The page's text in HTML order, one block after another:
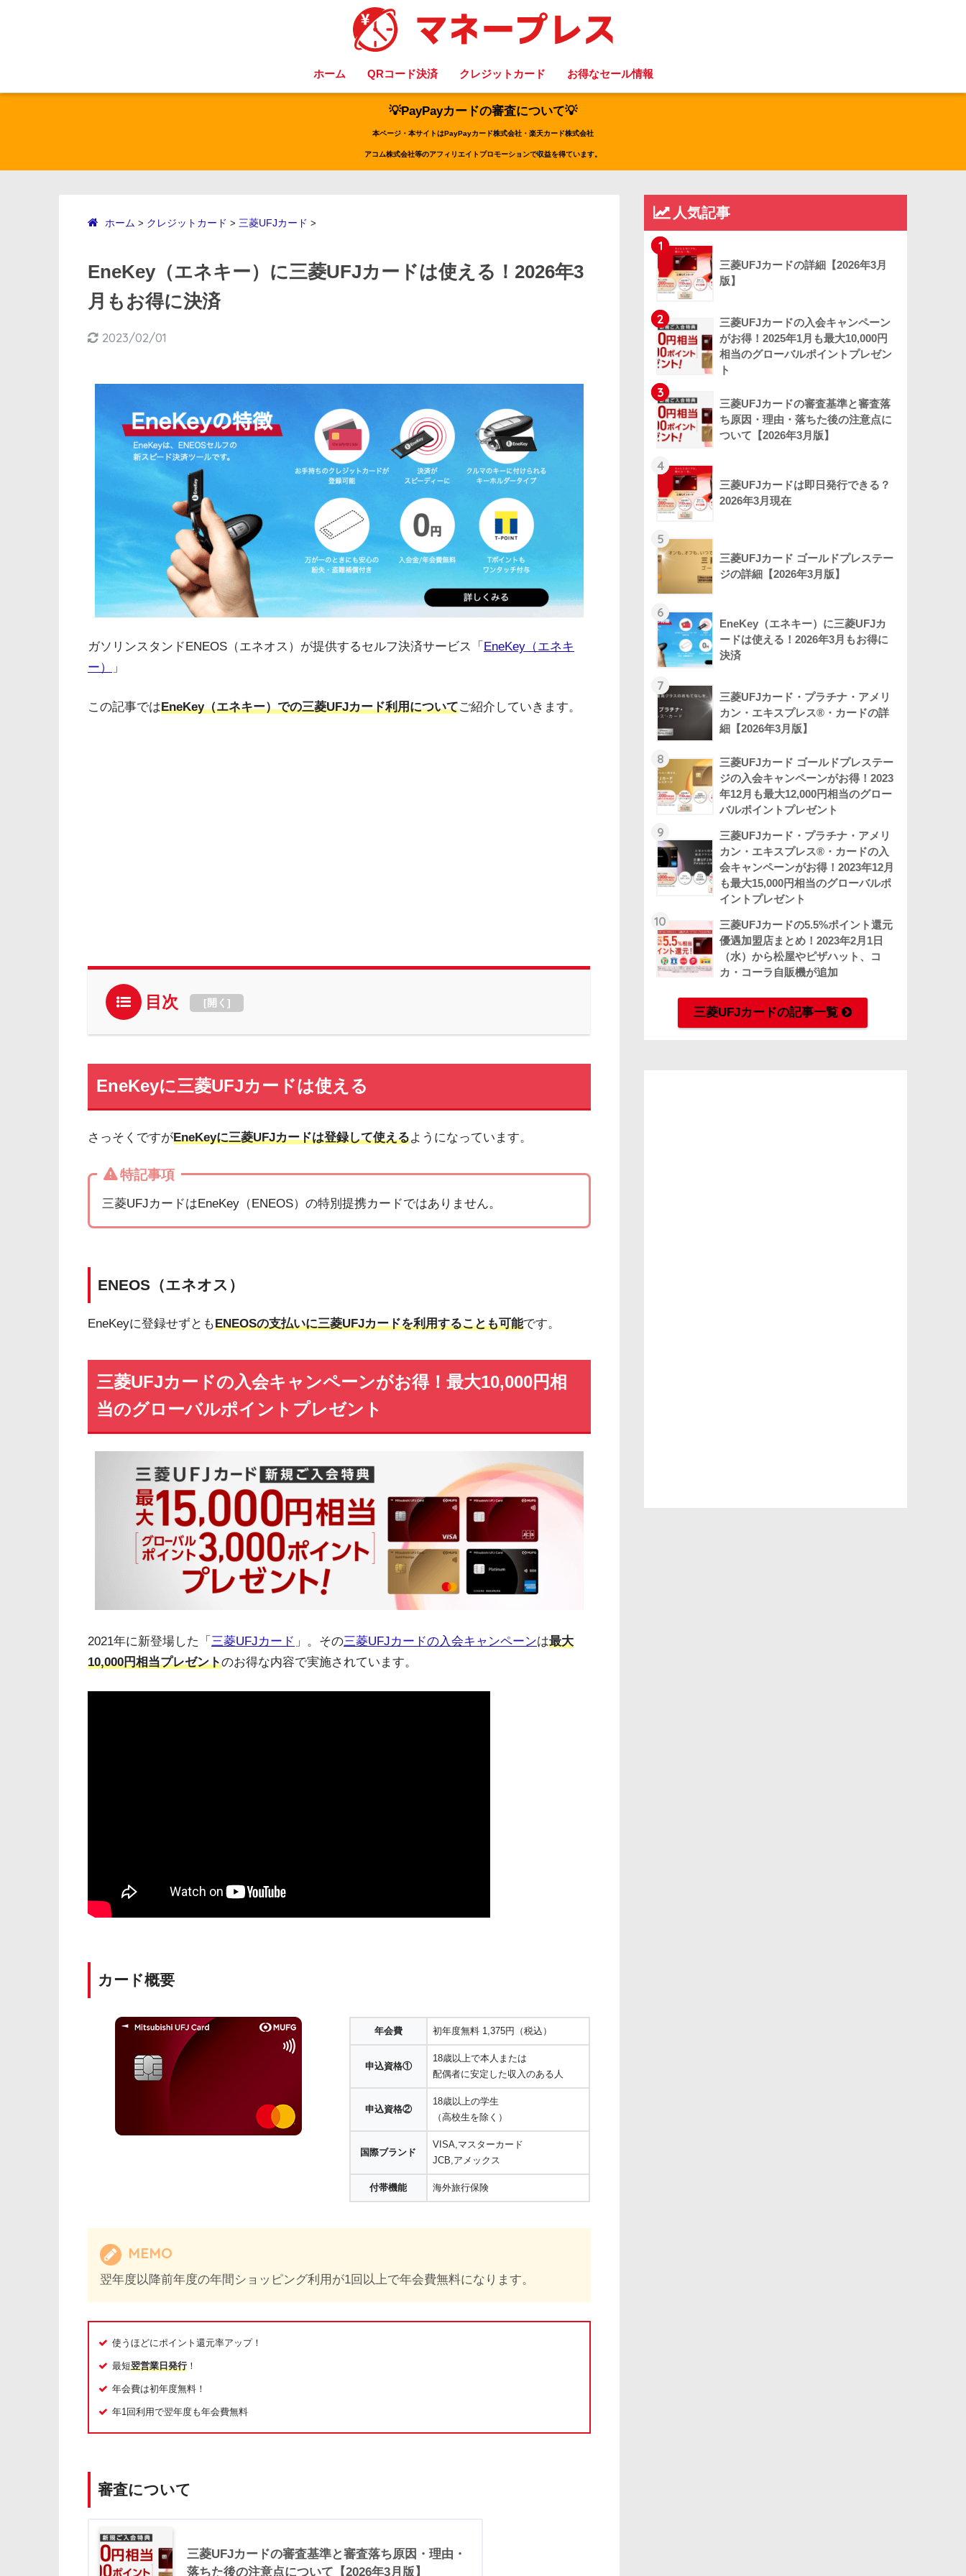
ホーム QRコード決済 クレジットカード お得なセール情報
💡PayPayカードの審査について💡
本ページ・本サイトはPayPayカード株式会社・楽天カード株式会社
アコム株式会社等のアフィリエイトプロモーションで収益を得ています。
ホーム > クレジットカード > 三菱UFJカード >
EneKey（エネキー）に三菱UFJカードは使える！2026年3
月もお得に決済
2023/02/01
ガソリンスタンドENEOS（エネオス）が提供するセルフ決済サービス「 EneKey（エネキ
ー）
」
この記事ではEneKey（エネキー）での三菱UFJカード利用についてご紹介していきます。
目次 [開く ]
EneKeyに三菱UFJカードは使える
さっそくですがEneKeyに三菱UFJカードは登録して使えるようになっています。
特記事項
三菱UFJカードはEneKey（ENEOS）の特別提携カードではありません。
ENEOS（エネオス）
EneKeyに登録せずともENEOSの支払いに三菱UFJカードを利用することも可能です。
三菱UFJカードの入会キャンペーンがお得！最大10,000円相
当のグローバルポイントプレゼント
2021年に新登場した「 三菱UFJカード 」。その三菱UFJカードの入会キャンペーンは最大
10,000円相当プレゼントのお得な内容で実施されています。
カード概要
年会費 初年度無料 1,375円（税込）
申込資格①
18歳以上で本人または
配偶者に安定した収入のある人
申込資格②
18歳以上の学生
（高校生を除く）
国際ブランド
VISA,マスターカード
JCB,アメックス
付帯機能 海外旅行保険
MEMO
翌年度以降前年度の年間ショッピング利用が1回以上で年会費無料になります。
使うほどにポイント還元率アップ！
最短翌営業日発行 ！
年会費は初年度無料！
年1回利用で翌年度も年会費無料
審査について
三菱UFJカードの審査基準と審査落ち原因・理由・
落ちた後の注意点について【2026年3月版】
人気記事
1
三菱UFJカードの詳細【2026年3月
版】
2
三菱UFJカードの入会キャンペーン
がお得！2025年1月も最大10,000円
相当のグローバルポイントプレゼン
ト
3
三菱UFJカードの審査基準と審査落
ち原因・理由・落ちた後の注意点に
ついて【2026年3月版】
4
三菱UFJカードは即日発行できる？
2026年3月現在
5
三菱UFJカード ゴールドプレステー
ジの詳細【2026年3月版】
6
EneKey（エネキー）に三菱UFJカ
ードは使える！2026年3月もお得に
決済
7
三菱UFJカード・プラチナ・アメリ
カン・エキスプレス®・カードの詳
細【2026年3月版】
8
三菱UFJカード ゴールドプレステー
ジの入会キャンペーンがお得！2023
年12月も最大12,000円相当のグロー
バルポイントプレゼント
9
三菱UFJカード・プラチナ・アメリ
カン・エキスプレス®・カードの入
会キャンペーンがお得！2023年12月
も最大15,000円相当のグローバルポ
イントプレゼント
10
三菱UFJカードの5.5%ポイント還元
優遇加盟店まとめ！2023年2月1日
（水）から松屋やピザハット、コ
カ・コーラ自販機が追加
三菱UFJカードの記事一覧